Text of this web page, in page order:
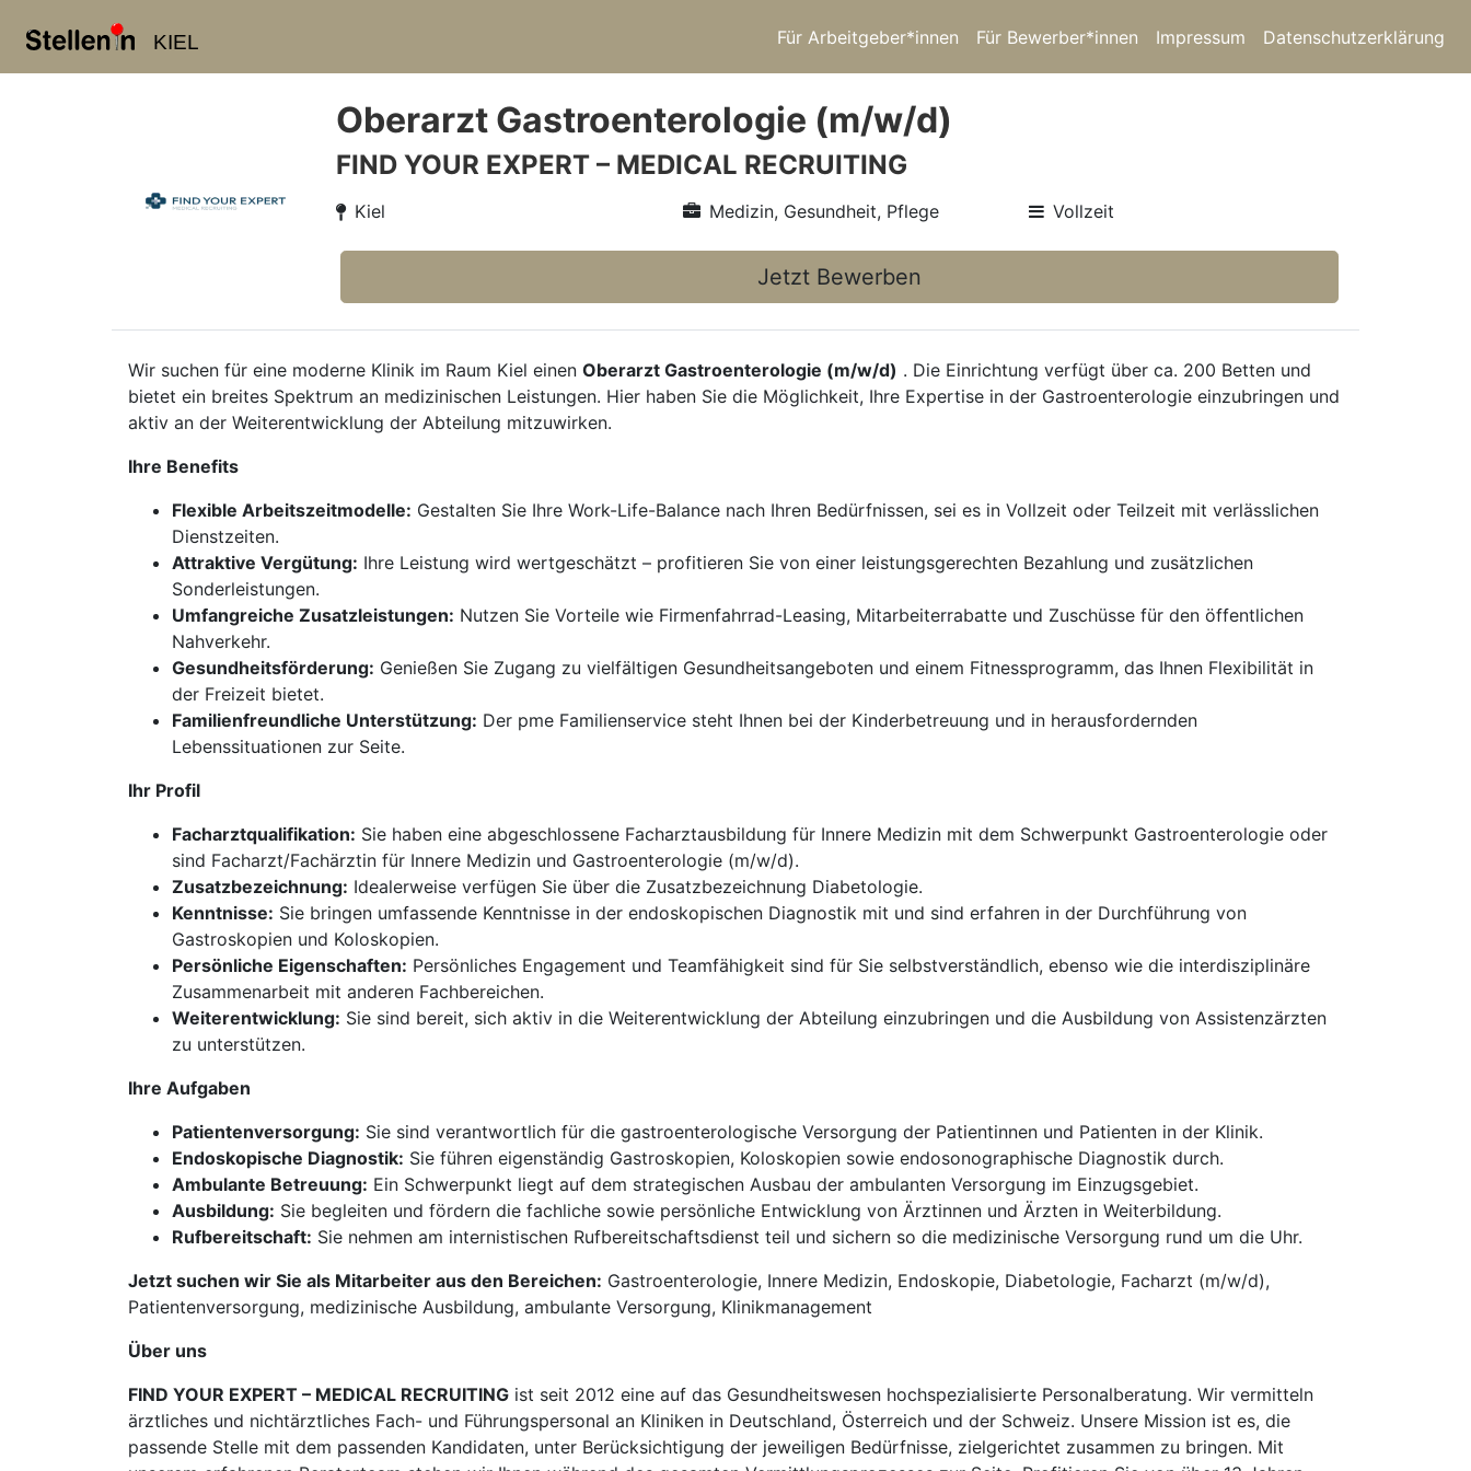
KIEL Für Arbeitgeber*innen Für Bewerber*innen Impressum Datenschutzerklärung
Oberarzt Gastroenterologie (m/w/d)
FIND YOUR EXPERT – MEDICAL RECRUITING
Kiel Medizin, Gesundheit, Pflege Vollzeit
Jetzt Bewerben
Wir suchen für eine moderne Klinik im Raum Kiel einen Oberarzt Gastroenterologie (m/w/d) . Die Einrichtung verfügt über ca. 200 Betten und
bietet ein breites Spektrum an medizinischen Leistungen. Hier haben Sie die Möglichkeit, Ihre Expertise in der Gastroenterologie einzubringen und
aktiv an der Weiterentwicklung der Abteilung mitzuwirken.
Ihre Benefits
Flexible Arbeitszeitmodelle: Gestalten Sie Ihre Work-Life-Balance nach Ihren Bedürfnissen, sei es in Vollzeit oder Teilzeit mit verlässlichen
Dienstzeiten.
Attraktive Vergütung: Ihre Leistung wird wertgeschätzt – profitieren Sie von einer leistungsgerechten Bezahlung und zusätzlichen
Sonderleistungen.
Umfangreiche Zusatzleistungen: Nutzen Sie Vorteile wie Firmenfahrrad-Leasing, Mitarbeiterrabatte und Zuschüsse für den öffentlichen
Nahverkehr.
Gesundheitsförderung: Genießen Sie Zugang zu vielfältigen Gesundheitsangeboten und einem Fitnessprogramm, das Ihnen Flexibilität in
der Freizeit bietet.
Familienfreundliche Unterstützung: Der pme Familienservice steht Ihnen bei der Kinderbetreuung und in herausfordernden
Lebenssituationen zur Seite.
Ihr Profil
Facharztqualifikation: Sie haben eine abgeschlossene Facharztausbildung für Innere Medizin mit dem Schwerpunkt Gastroenterologie oder
sind Facharzt/Fachärztin für Innere Medizin und Gastroenterologie (m/w/d).
Zusatzbezeichnung: Idealerweise verfügen Sie über die Zusatzbezeichnung Diabetologie.
Kenntnisse: Sie bringen umfassende Kenntnisse in der endoskopischen Diagnostik mit und sind erfahren in der Durchführung von
Gastroskopien und Koloskopien.
Persönliche Eigenschaften: Persönliches Engagement und Teamfähigkeit sind für Sie selbstverständlich, ebenso wie die interdisziplinäre
Zusammenarbeit mit anderen Fachbereichen.
Weiterentwicklung: Sie sind bereit, sich aktiv in die Weiterentwicklung der Abteilung einzubringen und die Ausbildung von Assistenzärzten
zu unterstützen.
Ihre Aufgaben
Patientenversorgung: Sie sind verantwortlich für die gastroenterologische Versorgung der Patientinnen und Patienten in der Klinik.
Endoskopische Diagnostik: Sie führen eigenständig Gastroskopien, Koloskopien sowie endosonographische Diagnostik durch.
Ambulante Betreuung: Ein Schwerpunkt liegt auf dem strategischen Ausbau der ambulanten Versorgung im Einzugsgebiet.
Ausbildung: Sie begleiten und fördern die fachliche sowie persönliche Entwicklung von Ärztinnen und Ärzten in Weiterbildung.
Rufbereitschaft: Sie nehmen am internistischen Rufbereitschaftsdienst teil und sichern so die medizinische Versorgung rund um die Uhr.
Jetzt suchen wir Sie als Mitarbeiter aus den Bereichen: Gastroenterologie, Innere Medizin, Endoskopie, Diabetologie, Facharzt (m/w/d),
Patientenversorgung, medizinische Ausbildung, ambulante Versorgung, Klinikmanagement
Über uns
FIND YOUR EXPERT – MEDICAL RECRUITING ist seit 2012 eine auf das Gesundheitswesen hochspezialisierte Personalberatung. Wir vermitteln
ärztliches und nichtärztliches Fach- und Führungspersonal an Kliniken in Deutschland, Österreich und der Schweiz. Unsere Mission ist es, die
passende Stelle mit dem passenden Kandidaten, unter Berücksichtigung der jeweiligen Bedürfnisse, zielgerichtet zusammen zu bringen. Mit